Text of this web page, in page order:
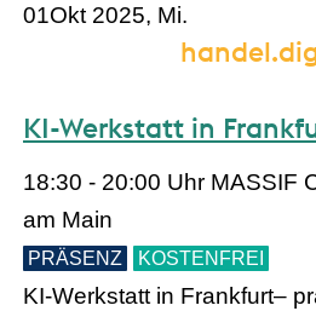
01Okt 2025, Mi.
KI-Werkstatt in
18:30 - 20:00 Uhr MASSIF
am Main
PRÄSENZ KOSTENFREI
KI-Werkstatt in Frankfurt–